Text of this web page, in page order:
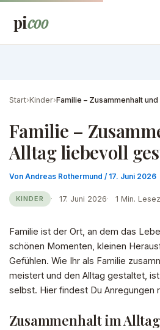
Inhalt
picoo
Start›Kinder›Familie – Zusammenhalt
Familie –
Alltag liebevoll
Von Andreas Rothermund / 17. Juni 2026
KINDER 17. Juni 2026 1 Min.
Familie ist der Ort, an dem das
schönen Momenten, kleinen
Gefühlen. Wie Ihr als Familie
meistert und den Alltag gestaltet,
selbst. Hier findest Du Anregungen
Zusammenhalt im Alltag